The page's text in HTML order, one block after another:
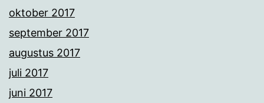
oktober 2017
september 2017
augustus 2017
juli 2017
juni 2017